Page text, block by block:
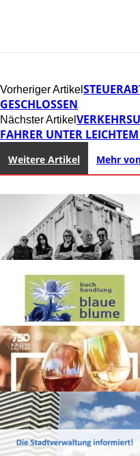
Vorheriger Artikel
GESCHLOSSEN
Nächster Artikel
FAHRER UNTER
Weitere Artikel Mehr
ROSE
FB Kultur
„BLAUE
FB Kultur
GENÜSSE
VON